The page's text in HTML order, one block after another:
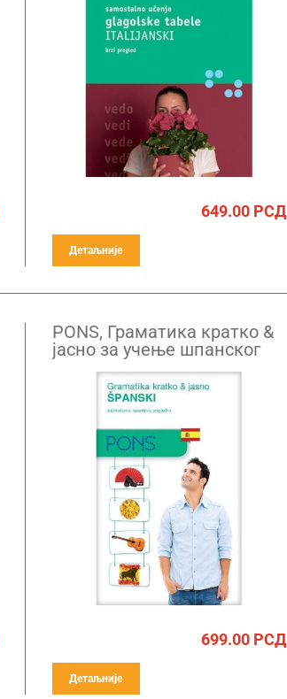
649.00РСД
Детаљније
PONS, Граматика кратко &
јасно за учење шпанског
језика
699.00РСД
Детаљније